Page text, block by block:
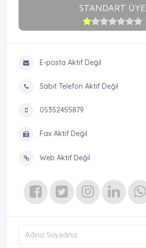
STANDART ÜYE
E-posta Aktif Değil
Sabit Telefon Aktif Değil
05352455879
Fax Aktif Değil
Web Aktif Değil